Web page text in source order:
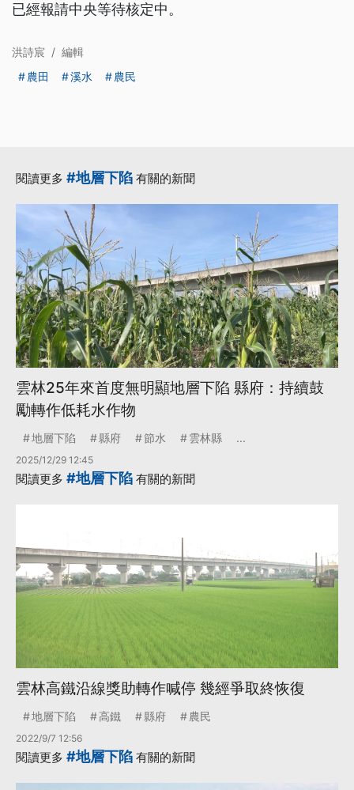
已經報請中央等待核定中。
洪詩宸 / 編輯
農田
溪水 農民
閱讀更多 #地層下陷 有關的新聞
雲林25年來首度無明顯地層下陷 縣府：持續鼓
勵轉作低耗水作物
地層下陷 縣府 節水 雲林縣 ...
2025/12/29 12:45
閱讀更多 #地層下陷 有關的新聞
雲林高鐵沿線獎助轉作喊停 幾經爭取終恢復
地層下陷 高鐵 縣府 農民
2022/9/7 12:56
閱讀更多 #地層下陷 有關的新聞